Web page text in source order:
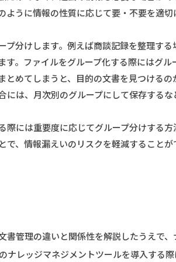
ように情報の性質に応じて要・不要を適切
プ分けします。例えば商談記録を整理す
す。ファイルをグループ化する際にはグ
とめてしまうと、目的の文書を見つける
には、月次別のグループにして保存する
際には重要度に応じてグループ分けする
、情報漏えいのリスクを軽減することが
書管理の違いと関係性を解説したうえで
ナレッジマネジメントツールを導入する